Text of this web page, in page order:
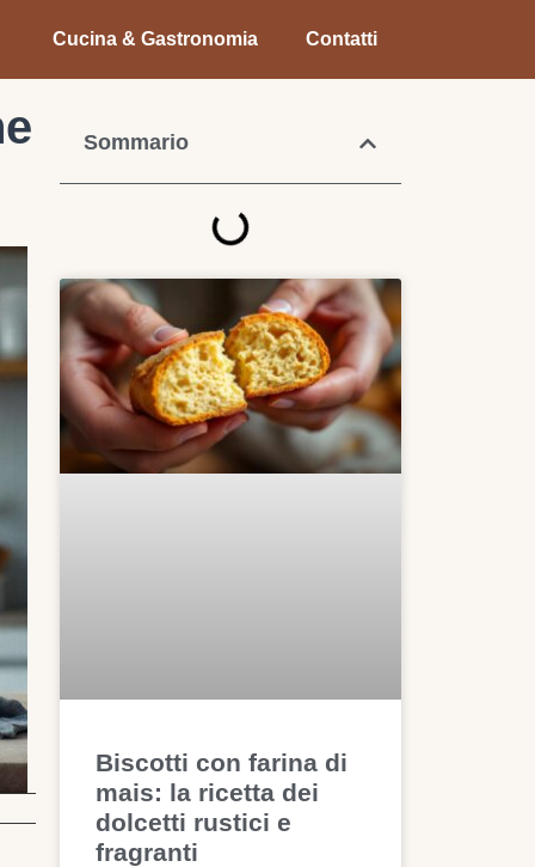
Cucina & Gastronomia Contatti
Sommario
Biscotti con farina di
mais: la ricetta dei
dolcetti rustici e
fragranti